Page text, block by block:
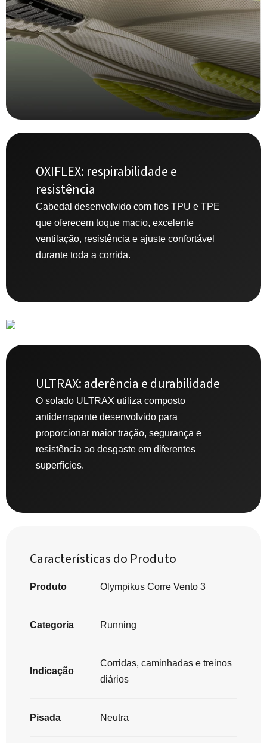
OXIFLEX: respirabilidade e
resistência
Cabedal desenvolvido com fios TPU e TPE
que oferecem toque macio, excelente
ventilação, resistência e ajuste confortável
durante toda a corrida.
ULTRAX: aderência e durabilidade
O solado ULTRAX utiliza composto
antiderrapante desenvolvido para
proporcionar maior tração, segurança e
resistência ao desgaste em diferentes
superfícies.
Características do Produto
Produto Olympikus Corre Vento 3
Categoria Running
Indicação
Corridas, caminhadas e treinos
diários
Pisada Neutra